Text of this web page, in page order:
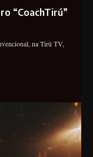
“CoachTirú”
na Tirú TV,